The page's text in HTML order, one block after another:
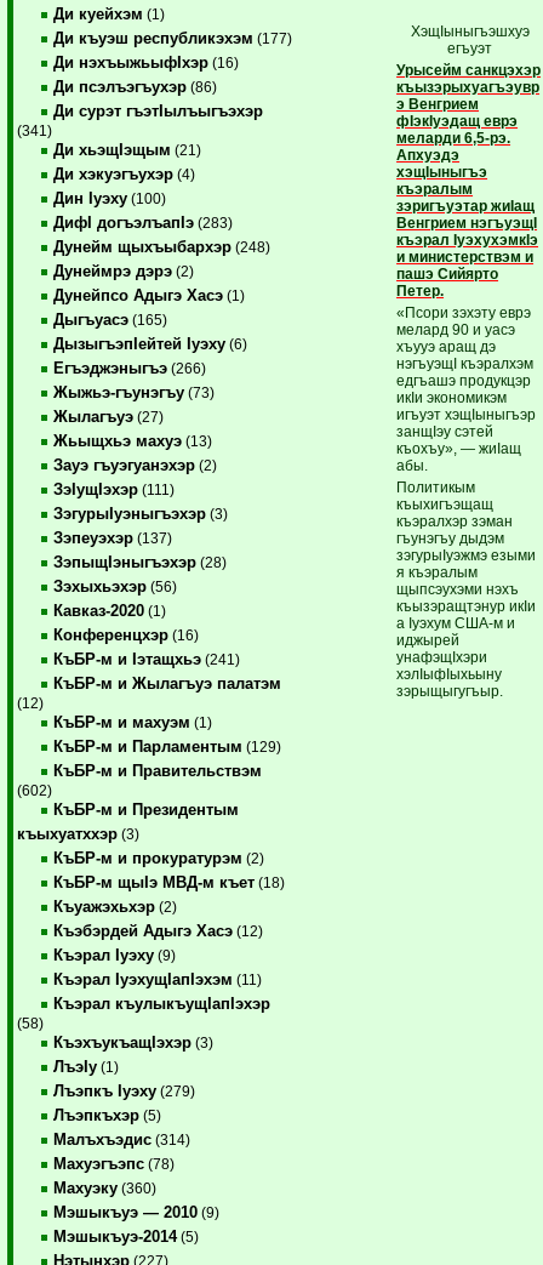
Ди куейхэм (1)
Ди къуэш республикэхэм (177)
Ди нэхъыжьыфIхэр (16)
Ди псэлъэгъухэр (86)
Ди сурэт гъэтIылъыгъэхэр
(341)
Ди хьэщIэщым (21)
Ди хэкуэгъухэр (4)
Дин Iуэху (100)
ДифI догъэлъапIэ (283)
Дунейм щыхъыбархэр (248)
Дунеймрэ дэрэ (2)
Дунейпсо Адыгэ Хасэ (1)
Дыгъуасэ (165)
ДызыгъэпIейтей Iуэху (6)
Егъэджэныгъэ (266)
Жыжьэ-гъунэгъу (73)
Жылагъуэ (27)
Жьыщхьэ махуэ (13)
Зауэ гъуэгуанэхэр (2)
ЗэIущIэхэр (111)
ЗэгурыIуэныгъэхэр (3)
Зэпеуэхэр (137)
ЗэпыщIэныгъэхэр (28)
Зэхыхьэхэр (56)
Кавказ-2020 (1)
Конференцхэр (16)
КъБР-м и Iэтащхьэ (241)
КъБР-м и Жылагъуэ палатэм
(12)
КъБР-м и махуэм (1)
КъБР-м и Парламентым (129)
КъБР-м и Правительствэм
(602)
КъБР-м и Президентым
къыхуатххэр (3)
КъБР-м и прокуратурэм (2)
КъБР-м щыIэ МВД-м къет (18)
Къуажэхьхэр (2)
Къэбэрдей Адыгэ Хасэ (12)
Къэрал Iуэху (9)
Къэрал IуэхущIапIэхэм (11)
Къэрал къулыкъущIапIэхэр
(58)
КъэхъукъащIэхэр (3)
ЛъэIу (1)
Лъэпкъ Iуэху (279)
Лъэпкъхэр (5)
Малъхъэдис (314)
Махуэгъэпс (78)
Махуэку (360)
Мэшыкъуэ — 2010 (9)
Мэшыкъуэ-2014(5)
Нэтынхэр (227)
ХэщIыныгъэшхуэ
егъуэт
Урысейм санкцэхэр
къызэрыхуагъэувр
э Венгрием
фIэкIуэдащ еврэ
меларди 6,5-рэ.
Апхуэдэ
хэщIыныгъэ
къэралым
зэригъуэтар жиIащ
Венгрием нэгъуэщI
къэрал IуэхухэмкIэ
и министерствэм и
пашэ Сийярто
Петер.
«Псори зэхэту еврэ
мелард 90 и уасэ
хъууэ аращ дэ
нэгъуэщI къэралхэм
едгъашэ продукцэр
икIи экономикэм
игъуэт хэщIыныгъэр
занщIэу сэтей
къохъу», — жиIащ
абы.
Политикым
къыхигъэщащ
къэралхэр зэман
гъунэгъу дыдэм
зэгурыIуэжмэ езыми
я къэралым
щыпсэухэми нэхъ
къызэращтэнур икIи
а Iуэхум США-м и
иджырей
унафэщIхэри
хэлIыфIыхьыну
зэрыщыгугъыр.